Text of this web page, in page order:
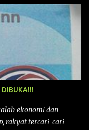
DIBUKA!!!
ekonomi dan
rakyat tercari-cari